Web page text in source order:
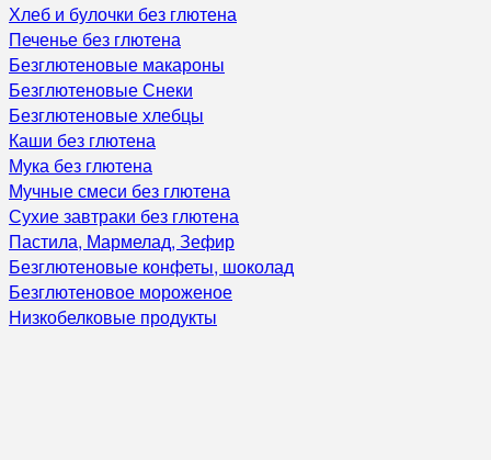
Хлеб и булочки без глютена
Печенье без глютена
Безглютеновые макароны
Безглютеновые Снеки
Безглютеновые хлебцы
Каши без глютена
Мука без глютена
Мучные смеси без глютена
Сухие завтраки без глютена
Пастила, Мармелад, Зефир
Безглютеновые конфеты, шоколад
Безглютеновое мороженое
Низкобелковые продукты